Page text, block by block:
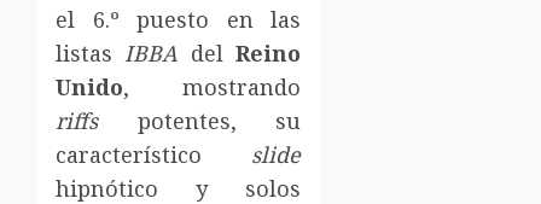
el 6.º puesto en las
listasIBBA delReino
Unido, mostrando
riffspotentes, su
característico slide
hipnótico y solos